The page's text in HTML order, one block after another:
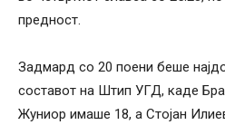
предност.
Задмард со 20 поени беше
составот на Штип УГД, каде
Жуниор имаше 18, а Стојан